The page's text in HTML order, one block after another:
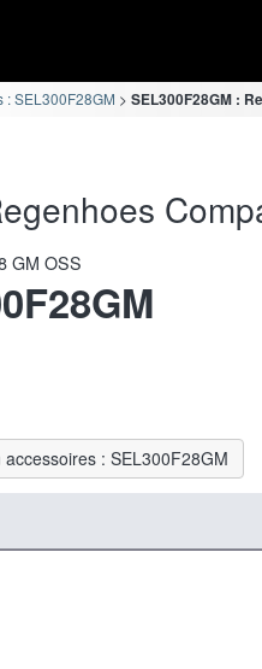
: SEL300F28GM SEL300F28GM :
GM OSS
: SEL300F28GM